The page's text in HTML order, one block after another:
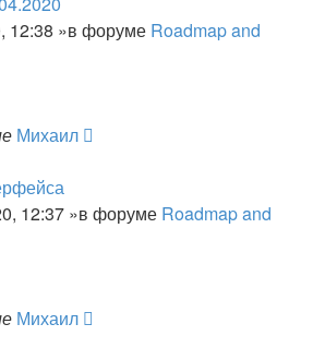
12:38 »в форуме Roadmap and
Михаил
12:37 »в форуме Roadmap and
Михаил